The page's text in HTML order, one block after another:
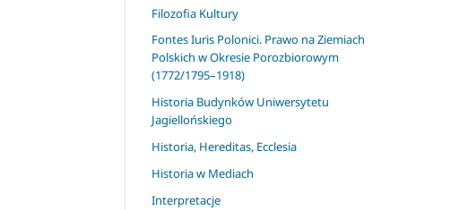
Filozofia Kultury
Fontes Iuris Polonici. Prawo na Ziemiach
Polskich w Okresie Porozbiorowym
(1772/1795–1918)
Historia Budynków Uniwersytetu
Jagiellońskiego
Historia, Hereditas, Ecclesia
Historia w Mediach
Interpretacje